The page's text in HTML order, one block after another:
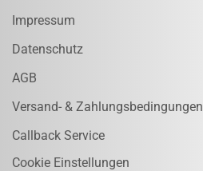
Impressum
Datenschutz
AGB
Versand- & Zahlungsbedingungen
Callback Service
Cookie Einstellungen